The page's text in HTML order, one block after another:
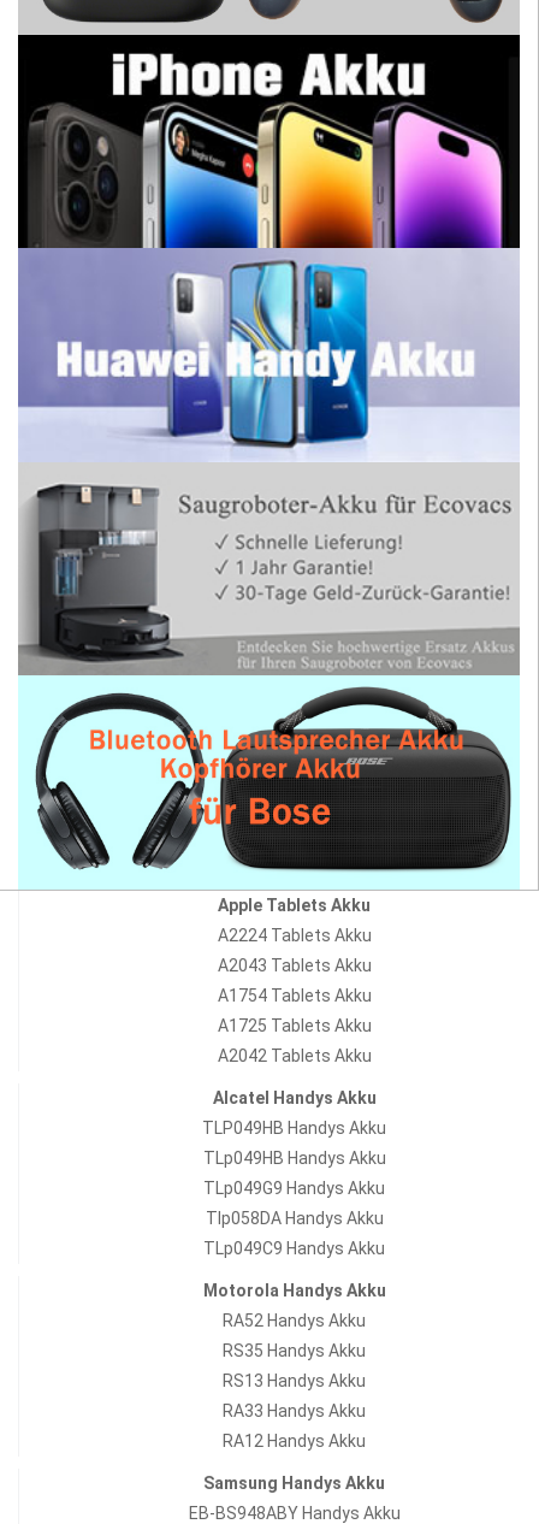
Apple Tablets Akku
A2224 Tablets Akku
A2043 Tablets Akku
A1754 Tablets Akku
A1725 Tablets Akku
A2042 Tablets Akku
Alcatel Handys Akku
TLP049HB Handys Akku
TLp049HB Handys Akku
TLp049G9 Handys Akku
Tlp058DA Handys Akku
TLp049C9 Handys Akku
Motorola Handys Akku
RA52 Handys Akku
RS35 Handys Akku
RS13 Handys Akku
RA33 Handys Akku
RA12 Handys Akku
Samsung Handys Akku
EB-BS948ABY Handys Akku